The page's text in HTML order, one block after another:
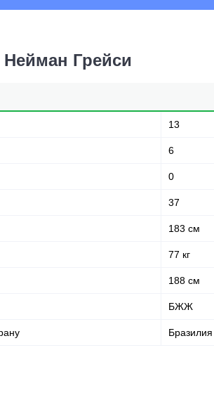
Грейси
13
6
0
37
183 см
77 кг
188 см
БЖЖ
Бразилия